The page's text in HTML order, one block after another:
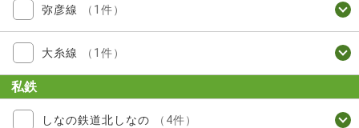
弥彦線 （1件）
大糸線 （1件）
私鉄
しなの鉄道北しなの （4件）